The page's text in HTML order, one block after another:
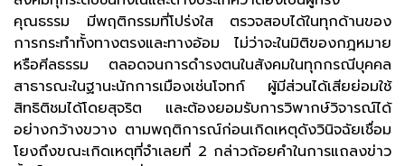
คุณธรรม มีพฤติกรรมที่โปร่งใส ตรวจสอบได้ในทุกด้านของ
การกระทำทั้งทางตรงและทางอ้อม ไม่ว่าจะในมิติของกฎหมาย
หรือศีลธรรม ตลอดจนการดำรงตนในสังคมในทุกกรณีบุคคล
สาธารณะในฐานะนักการเมืองเช่นโจทก์ ผู้มีส่วนได้เสียย่อมใช้
สิทธิติชมได้โดยสุจริต และต้องยอมรับการวิพากษ์วิจารณ์ได้
อย่างกว้างขวาง ตามพฤติการณ์ก่อนเกิดเหตุดังวินิจฉัยเชื่อม
โยงถึงขณะเกิดเหตุที่จำเลยที่ 2 กล่าวถ้อยคำในการแถลงข่าว